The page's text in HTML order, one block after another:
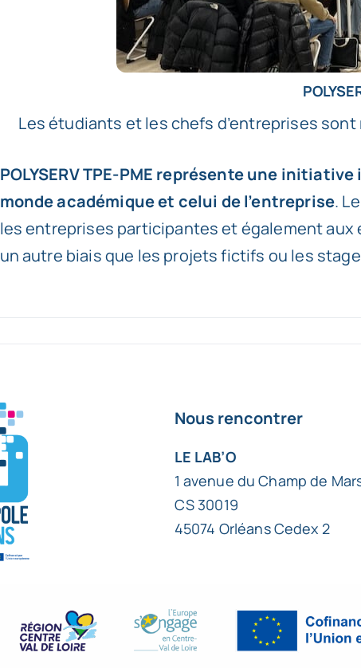
Les étudiants et les chefs d’entreprises sont
POLYSERV TPE-PME représente une
monde académique et celui de l’entreprise.
les entreprises participantes et également
un autre biais que les projets fictifs ou les
Nous rencontrer
LE LAB’O
1 avenue du Champ de
CS 30019
45074 Orléans Cedex 2